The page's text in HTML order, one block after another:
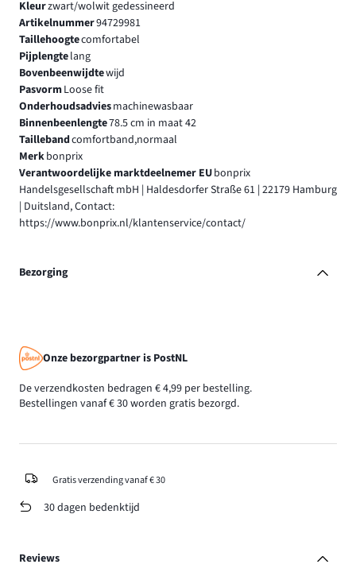
Kleurzwart/wolwit gedessineerd
Artikelnummer94729981
Taillehoogtecomfortabel
Pijplengtelang
Bovenbeenwijdtewijd
PasvormLoose fit
Onderhoudsadviesmachinewasbaar
Binnenbeenlengte78.5 cm in maat 42
Taillebandcomfortband,normaal
Merkbonprix
Verantwoordelijke marktdeelnemer EUbonprix
Handelsgesellschaft mbH | Haldesdorfer Straße 61 | 22179 Hamburg
| Duitsland, Contact:
https://www.bonprix.nl/klantenservice/contact/
Bezorging
Onze bezorgpartner is PostNL
De verzendkosten bedragen € 4,99 per bestelling.
Bestellingen vanaf € 30 worden gratis bezorgd.
Gratis verzending vanaf € 30
30 dagen bedenktijd
Reviews